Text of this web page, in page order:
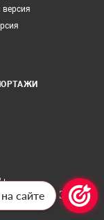
2012 года Эл No.
сайте